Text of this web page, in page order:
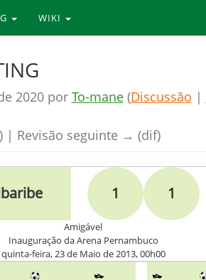
WIKI
2020 por To-mane (Discussão |
| Revisão seguinte → (dif)
1 1
Amigável
Inauguração da Arena Pernambuco
quinta-feira, 23 de Maio de 2013, 00h00